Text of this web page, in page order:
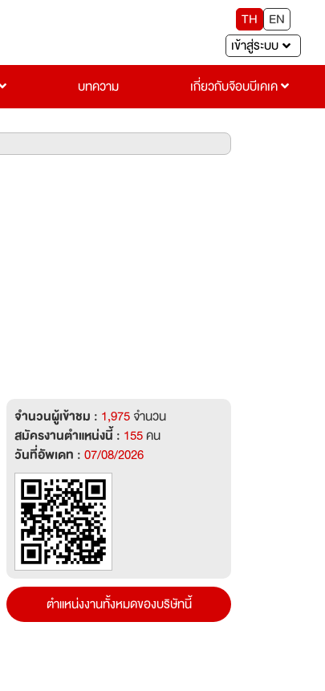
TH
EN
เข้าสู่ระบบ
บทความ เกี่ยวกับจ๊อบบีเคเค
จำนวนผู้เข้าชม : 1,975จำนวน
สมัครงานตำแหน่งนี้ : 155คน
วันที่อัพเดท :07/08/2026
ตำแหน่งงานทั้งหมดของบริษัทนี้